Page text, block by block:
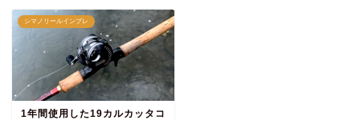
シマノリールインプレ
1年間使用した19カルカッタコ